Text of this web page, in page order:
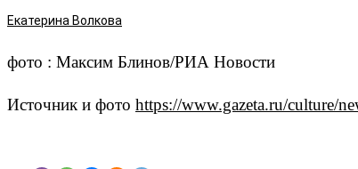
Екатерина Волкова
фото : Максим Блинов/РИА Новости
Источник и фото https://www.gazeta.ru/culture/